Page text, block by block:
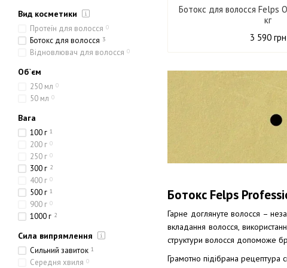
Ботокс Felps
Гарне доглянуте волосся –
вкладання волосся,
структури волосся допоможе
Грамотно підібрана рецептура
Ботокс для волосся Felps
кг
3 590 грн
Вид косметики
Протеїн для волосся 0
Ботокс для волосся 3
Відновлювач для волосся 0
Об`єм
250 мл 0
50 мл 0
Вага
100 г 1
200 г 0
250 г 0
300 г 2
400 г 0
500 г 1
900 г 0
1000 г 2
Сила випрямлення
Сильний завиток 1
Середня хвиля 0